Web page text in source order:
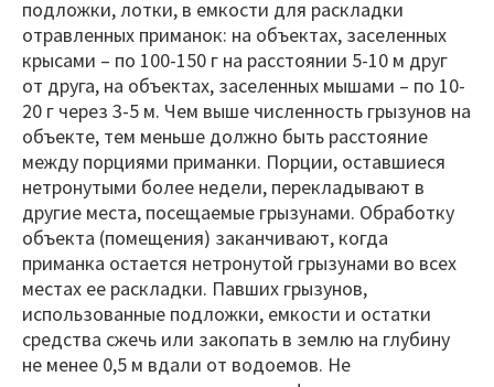
подложки, лотки, в емкости для раскладки
отравленных приманок: на объектах, заселенных
крысами – по 100-150 г на расстоянии 5-10 м друг
от друга, на объектах, заселенных мышами – по 10-
20 г через 3-5 м. Чем выше численность грызунов на
объекте, тем меньше должно быть расстояние
между порциями приманки. Порции, оставшиеся
нетронутыми более недели, перекладывают в
другие места, посещаемые грызунами. Обработку
объекта (помещения) заканчивают, когда
приманка остается нетронутой грызунами во всех
местах ее раскладки. Павших грызунов,
использованные подложки, емкости и остатки
средства сжечь или закопать в землю на глубину
не менее 0,5 м вдали от водоемов. Не